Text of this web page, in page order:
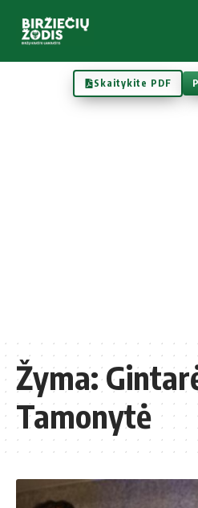
Skaitykite PDF
Žyma:
Tamonytė